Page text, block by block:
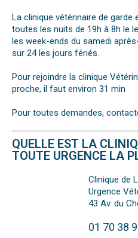
La clinique vétérinaire de
toutes les nuits de 19h à 8h le
les week-ends du samedi
sur 24 les jours fériés.
Pour rejoindre la clinique
proche, il faut environ 31 min
Pour toutes demandes,
QUELLE EST LA
TOUTE URGENCE LA
Clinique de
Urgence
43 Av. du
01 70 38